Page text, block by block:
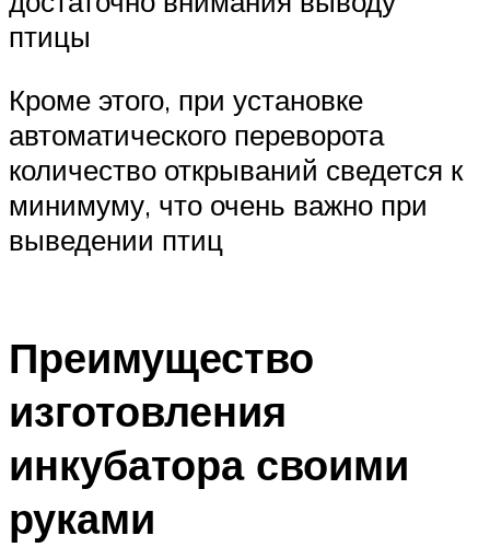
птицы
Кроме этого, при установке
автоматического переворота
количество открываний сведется к
минимуму, что очень важно при
выведении птиц
Преимущество
изготовления
инкубатора своими
руками